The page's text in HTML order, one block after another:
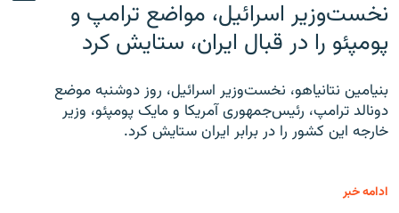
نخست‌وزیر اسرائیل، مواضع ترامپ و
پومپئو را در قبال ایران، ستایش کرد
بنیامین نتانیاهو، نخست‌وزیر اسرائیل، روز دوشنبه موضع
دونالد ترامپ، رئیس‌جمهوری آمریکا و مایک پومپئو، وزیر
خارجه این کشور را در برابر ایران ستایش کرد.
ادامه خبر